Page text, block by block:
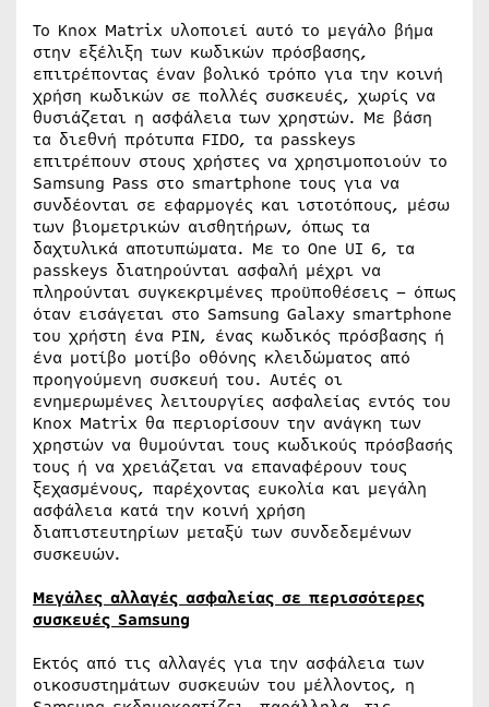
Το Knox Matrix υλοποιεί αυτό το μεγάλο βήμα
στην εξέλιξη των κωδικών πρόσβασης,
επιτρέποντας έναν βολικό τρόπο για την κοινή
χρήση κωδικών σε πολλές συσκευές, χωρίς να
θυσιάζεται η ασφάλεια των χρηστών. Με βάση
τα διεθνή πρότυπα FIDO, τα passkeys
επιτρέπουν στους χρήστες να χρησιμοποιούν το
Samsung Pass στο smartphone τους για να
συνδέονται σε εφαρμογές και ιστοτόπους, μέσω
των βιομετρικών αισθητήρων, όπως τα
δαχτυλικά αποτυπώματα. Με το One UI 6, τα
passkeys διατηρούνται ασφαλή μέχρι να
πληρούνται συγκεκριμένες προϋποθέσεις – όπως
όταν εισάγεται στο Samsung Galaxy smartphone
του χρήστη ένα PIN, ένας κωδικός πρόσβασης ή
ένα μοτίβο μοτίβο οθόνης κλειδώματος από
προηγούμενη συσκευή του. Αυτές οι
ενημερωμένες λειτουργίες ασφαλείας εντός του
Knox Matrix θα περιορίσουν την ανάγκη των
χρηστών να θυμούνται τους κωδικούς πρόσβασής
τους ή να χρειάζεται να επαναφέρουν τους
ξεχασμένους, παρέχοντας ευκολία και μεγάλη
ασφάλεια κατά την κοινή χρήση
διαπιστευτηρίων μεταξύ των συνδεδεμένων
συσκευών.
Μεγάλες αλλαγές ασφαλείας σε περισσότερες
συσκευές Samsung
Εκτός από τις αλλαγές για την ασφάλεια των
οικοσυστημάτων συσκευών του μέλλοντος, η